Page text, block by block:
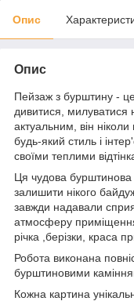
Опис
Опис
Пейзаж з бурштину -
дивитися, милуватися
актуальним, він
будь-який стиль і
своїми теплими
Ця чудова
залишити нікого
завжди надавали
атмосферу
річка ,берізки, краса
Робота виконана
бурштиновими
Кожна картина